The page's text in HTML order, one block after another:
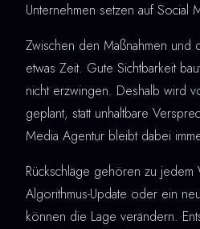
Unternehmen setzen auf Social
Zwischen den Maßnahmen und
etwas Zeit. Gute Sichtbarkeit
nicht erzwingen. Deshalb wird
geplant, statt unhaltbare
Media Agentur bleibt dabei
Rückschläge gehören zu jedem
Algorithmus-Update oder ein
können die Lage verändern.